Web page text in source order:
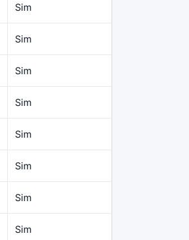
Sim
Sim
Sim
Sim
Sim
Sim
Sim
Sim